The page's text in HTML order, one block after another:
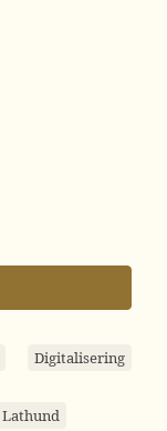
Digitalisering
Lathund